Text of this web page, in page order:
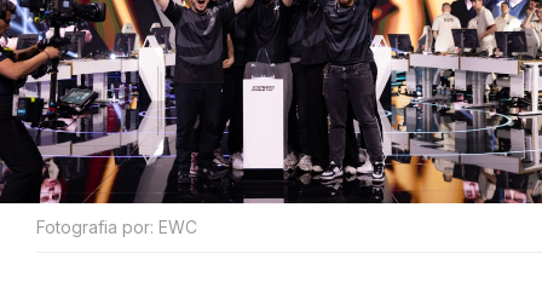
Fotografia por: EWC